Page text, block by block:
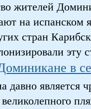
жителей
на испанском
стран
эту
в
давно является